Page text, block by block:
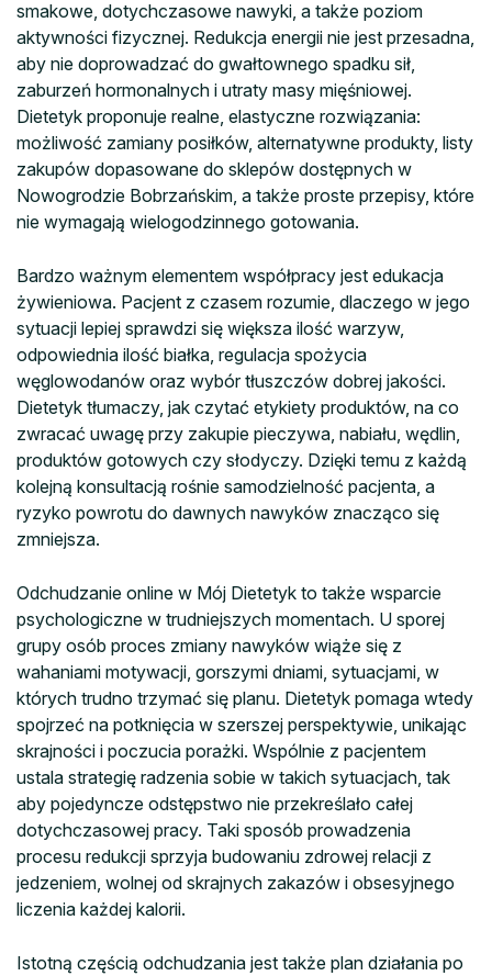
smakowe, dotychczasowe nawyki, a także poziom
aktywności fizycznej. Redukcja energii nie jest przesadna,
aby nie doprowadzać do gwałtownego spadku sił,
zaburzeń hormonalnych i utraty masy mięśniowej.
Dietetyk proponuje realne, elastyczne rozwiązania:
możliwość zamiany posiłków, alternatywne produkty, listy
zakupów dopasowane do sklepów dostępnych w
Nowogrodzie Bobrzańskim, a także proste przepisy, które
nie wymagają wielogodzinnego gotowania.
Bardzo ważnym elementem współpracy jest edukacja
żywieniowa. Pacjent z czasem rozumie, dlaczego w jego
sytuacji lepiej sprawdzi się większa ilość warzyw,
odpowiednia ilość białka, regulacja spożycia
węglowodanów oraz wybór tłuszczów dobrej jakości.
Dietetyk tłumaczy, jak czytać etykiety produktów, na co
zwracać uwagę przy zakupie pieczywa, nabiału, wędlin,
produktów gotowych czy słodyczy. Dzięki temu z każdą
kolejną konsultacją rośnie samodzielność pacjenta, a
ryzyko powrotu do dawnych nawyków znacząco się
zmniejsza.
Odchudzanie online w Mój Dietetyk to także wsparcie
psychologiczne w trudniejszych momentach. U sporej
grupy osób proces zmiany nawyków wiąże się z
wahaniami motywacji, gorszymi dniami, sytuacjami, w
których trudno trzymać się planu. Dietetyk pomaga wtedy
spojrzeć na potknięcia w szerszej perspektywie, unikając
skrajności i poczucia porażki. Wspólnie z pacjentem
ustala strategię radzenia sobie w takich sytuacjach, tak
aby pojedyncze odstępstwo nie przekreślało całej
dotychczasowej pracy. Taki sposób prowadzenia
procesu redukcji sprzyja budowaniu zdrowej relacji z
jedzeniem, wolnej od skrajnych zakazów i obsesyjnego
liczenia każdej kalorii.
Istotną częścią odchudzania jest także plan działania po